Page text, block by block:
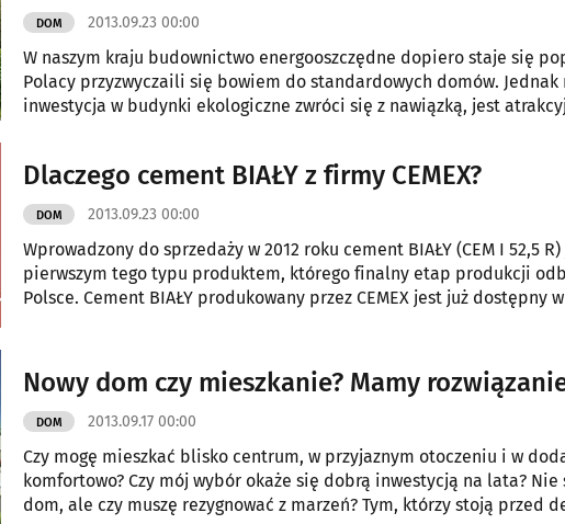
DOM 2013.09.23 00:00
W naszym kraju budownictwo energooszczędne dopiero staje się
Polacy przyzwyczaili się bowiem do standardowych domów. Jednak
inwestycja w budynki ekologiczne zwróci się z nawiązką, jest
Dlaczego cement BIAŁY z firmy CEMEX?
DOM 2013.09.23 00:00
Wprowadzony do sprzedaży w 2012 roku cement BIAŁY (CEM I 52,5
pierwszym tego typu produktem, którego finalny etap produkcji
Polsce. Cement BIAŁY produkowany przez CEMEX jest już dostępny
Nowy dom czy mieszkanie? Mamy
DOM 2013.09.17 00:00
Czy mogę mieszkać blisko centrum, w przyjaznym otoczeniu i w
komfortowo? Czy mój wybór okaże się dobrą inwestycją na lata? Nie
dom, ale czy muszę rezygnować z marzeń? Tym, którzy stoją przed